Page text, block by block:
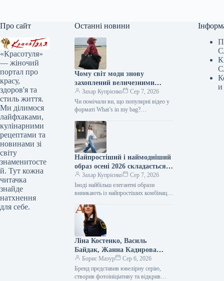
Про сайт
«Красотуля»
— жіночий
портал про
красу,
здоров'я та
стиль життя.
Ми ділимося
лайфхаками,
кулінарними
рецептами та
новинами зі
світу
знаменитосте
й. Тут кожна
читачка
знайде
натхнення
для себе.
Останні новини
Чому світ моди знову
захоплений величезними
сумками: від шоперів до
замшевих та мішкуватих
Захар Купрієнко
Сер 7, 2026
Чи помічали ви, що популярні відео у
форматі What’s in my bag?
своїх сумок усе…
Найпростіший і наймодніший
образ осені 2026 складається
всього з трьох елементів.
Захар Купрієнко
Сер 7, 2026
Іноді найбільш елегантні образи
виникають із найпростіших комбінацій.
на підборах – це одна з тих…
Ліна Костенко, Василь
Байдак, Жанна Кадирова
долучилися до масштабного
проєкту GUNIA з нагоди Дня
Незалежності
Борис Мазур
Сер 6, 2026
Бренд представив ювелірну серію, створив фотоініціативу та відкрив експозицію, присвячену абе1111111111111111111111111111111111111111111111111111111111111111111111111111111111111111111111111111111111111111111111111111111111111111111111111111111111111111111111111111111111111111111111111111111111111111111111111111111111111111111111111111111111111111111111111111111111111111111111111111111111111111111111111111111111111111111111111111111111111111111111111111111111111111111111111111111111111111111111111111111111111111111111111111111111111111111111111111111111111111111111111111111111111111111111111111111111111111111111111111111111111111111111111111111111111111111111111111111111111111111111111111111111111111111111111111111111111111111111111111111111111111111111111111111111111111111111111111111111111111111111111111111111111111111111111111111111111111111111111111111111111111111111111111111111111111111111111111111111111111111111111111111111111111111111111111111111111111111111111111111111111111111111111111111111111111111111111111111111111111111111111111111111111111111111111111111111111111111111111111111111111111111111111111111111111111111111111111111111111111111111111111111111111111111111111111111111111111111111111111111111111111111111111111111111111111111111111111111111111111111111111111111111111111111111111111111111111111111111111111111111111111111111111111111111111111111111111111111111111111111111111111111111111111111111111111111111111111111111111111111111111111111111111111111111111111111111111111111111111111111111111111111111111111111111111111111111111111111111111111111111111111111111111111111111111111111111111111111111111111111111111111111111111111111111111111111111111111111111111111111111111111111111111111111111111111111111111111111111111111111111111111111111111111111111111111111111111111111111111111111111111111111111111111111111111111111111111111111111111111111111111111111111111111111111111111111111111111111111111111111111111111111111111111111111111111111111111111111111111111111111111111111111111111111111111111111111111111111111111111111111111111111111111111111111111111111111111111111111111111111111111111111111111111111111111111111111111111111111111111111111111111111111111111111111111111111111111111111111111111111111111111111111111111111111111111111111111111111111111111111111111111111111111111111111111111111111111111111111111111111111111111111111111111111111111111111111111111111111111111111111111111111111111111111111111111111111111111111111111111111111111111111111111111111111111111111111111111111111111111111111111111111111111111111111111111111111111111111111111111111111111111111111111111111111111111111111111111111111111111111111111111111111111111111111111111111111111111111111111111111111111111111111111111111111111111111111111111111111111111111111111111111111111111111111111111111111111111111111111111111111111111111111111111111111111111111111111111111111111111111111111111111111111111111111111111111111111111111111111111111111111111111111111111111111111111111111111111111111111111111111111111111111111111111111111111111111111111111111111111111111111111111111111111111111111111111111111111111111111111111111111111111111111111111111111111111111111111111111111111111111111111111111111111111111111111111111111111111111111111111111111111111111111111111111111111111111111111111111111111111111111111111111111111111111111111111111111111111111111111111111111111111111111111111111111111111111111111111111111111111111111111111111111111111111111111111111111111111111111111111111111111111111111111111111111111111111111111111111111111111111111111111111111111111111111111111111111111111111111111111111111111111111111111111111111111111111111111111111111111111111111111111111111111111111111111111111111111111111111111111111111111111111111111111111111111111111111111111111111111111111111111111111111111111111111111111111111111111111111111111111111111111111111111111111111111111111111111111111111111111111111111111111111111111111111111111111111111111111111111111111111111111111111111111111111111111111111111111111111111111111111111111111111111111111111111111111111111111111111111111111111111111111111111111111111111111111111111111111111111111111111111111111111111111111111111111111111111111111111111111111111111111111111111111111111111111111111111111111111111111111111111111111111111111111111111111111111111111111111111111111111111111111111111111111111111111111111111111111111111111111111111111111111111111111111111111111111111111111111111111111111111111111111111111111111111111111111111111111111111111111111111111111111111111111111111111111111111111111111111111111111111111111111111111111111111111111111111111111111111111111111111111111111111111111111111111111111111111111111111111111111111111111111111111111111111111111111111111111111111111111111111111111111111111111111111111111111111111111111111111111111111111111111111111111111111111111111111111111111111111111111111111111111111111111111111111111111111111111111111111111111111111111111111111111111111111111111111111111111111111111111111111111111111111111111111111111111111111111111111111111111111111111111111111111111111111111111111111111111111111111111111111111111111111111111111111111111111111111111111111111111111111111111111111111111111111111111111111111111111111111111111111111111111111111111111111111111111111111111111111111111111111111111111111111111111111111111111111111111111111111111111111111111111111111111111111111111111111111111111111111111111111111111111111111111111111111111111111111111111111111111111111111111111111111111111111111111111111111111111111111111111111111111111111111111111111111111111111111111111111111111111111111111111111111111111111111111111111111111111111111111111111111111111111111111111111111111111111111111111111111111111111111111111111111111111111111111111111111111111111111111111111111111111111111111111111111111111111111111111111111111111111111111111111111111111111111111111111111111111111111111111111111111111111111111111111111111111111111111111111111111111111111111111111111111111111111111111111111111111111111111111111111111111111111111111111111111111111111111111111111111111111111111111111111111111111111111111111111111111111111111111111111111111111111111111111111111111111111111111111111111111111111111111111111111111111111111111111111111111111111111111111111111111111111111111111111111111111111111111111111111111111111111111111111111111111111111111111111111111111111111111111111111111111111111111111111111111111111111111111111111111111111111111111111111111111111111111111111111111111111111111111111111111111111111111111111111111111111111111111111111111111111111111111111111111111111111111111111111111111111111111111111111111111111111111111111111111111111111111111111111111111111111111111111111111111111111111111111111111111111111111111111111111111111111111111111111111111111111111111111111111111111111111111111111111111111111111111111111111111111111111111111111111111111111111111111111111111111111111111111111111111111111111111111111111111111111111111111111111111111111111111111111111111111111111111111111111111111111111111111111111111111111111111111111111111111111111111111111111111111111111111111111111111111111111111111111111111111111111111111111111111111111111111111111111111111111111111111111111111111111111111111111111111111111111111111111111111111111111111111111111111111111111111111111111111111111111111111111111111111111111111111111111111111111111111111111111111111111111111111111111111111111111111111111111111111111111111111111111111111111111111111111111111111111111111111111111111111111111111111111111111111111111111111111111111111111111111111111111111111111111111111111111111111111111111111111111111111111111111111111111111111111111111111111111111111111111111111111111111111111111111111111111111111111111111111111111111111111111111111111111111111111111111111111111111111111111111111111111111111111111111111111111111111111111111111111111111111111111111111111111111111111111111111111111111111111111111111111111111111111111111111111111111111111111111111111111111111111111111111111111111111111111111111111111111111111111111111111111111111111111111111111111111111111111111111111111111111111111111111111111111111111111111111111111111111111111111111111111111111111111111111111111111111111111111111111111111111111111111111111111111111111111111111111111111111111111111111111111111111111111111111111111111111111111111111111111111111111111111111111111111111111111111111111111111111111111111111111111111111111111111111111111111111111111111111111111111111111111111111111111111111111111111111111111111111111111111111111111111111111111111111111111111111111111111111111111111111111111111111111111111111111111111111111111111111111111111111111111111111111111111111111111111111111111111111111111111111111111111111111111111111111111111111111111111111111111111111111111111111111111111111111111111111111111111111111111111111111111111111111111111111111111111111111111111111111111111111111111111111111111111111111111111111111111111111111111111111111111111111111111111111111111111111111111111111111111111111111111111111111111111111111111111111111111111111111111111111111111111111111111111111111111111111111111111111111111111111111111111111111111111111111111111111111111111111111111111111111111111111111111111111111111111111111111111111111111111111111111111111111111111111111111111111111111111111111111111111111111111111111111111111111111111111111111111111111111111111111111111111111111111111111111111111111111111111111111111111111111111111111111111111111111111111111111111111111111111111111111111111111111111111111111111111111111111111111111111111111111111111111111111111111111111111111111111111111111111111111111111111111111111111111111111111111111111111111111111111111111111111111111111111111111111111111111111111111111111111111111111111111111111111111111111111111111111111111111111111111111111111111111111111111111111111111111111111111111111111111111111111111111111111111111111111111111111111111111111111111111111111111111111111111111111111111111111111111111111111111111111111111111111
и